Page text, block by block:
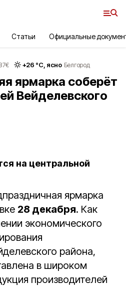
Статьи Официальные
€ +26 °С, ясно Белгород
ярмарка соберёт
Вейделевского
на центральной
ярмарка
28 декабря. Как
экономического
района,
в широком
производителей